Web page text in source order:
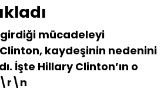
mücadeleyi
kaydeşinin nedenini
İşte Hillary Clinton’ın o